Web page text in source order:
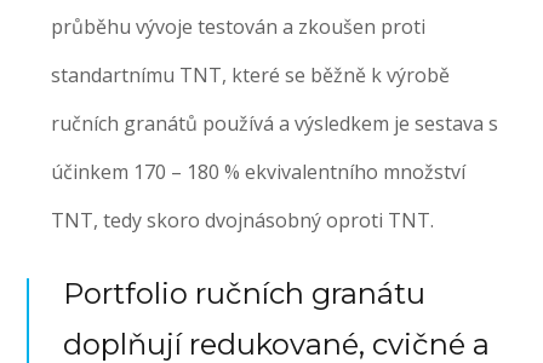
průběhu vývoje testován a zkoušen proti
standartnímu TNT, které se běžně k výrobě
ručních granátů používá a výsledkem je sestava s
účinkem 170 – 180 % ekvivalentního množství
TNT, tedy skoro dvojnásobný oproti TNT.
Portfolio ručních granátu
doplňují redukované, cvičné a